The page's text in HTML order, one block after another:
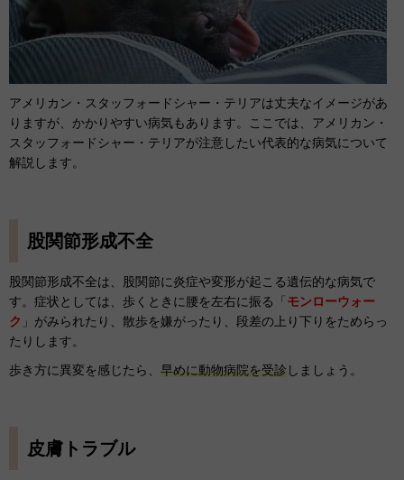
アメリカン・スタッフォードシャー・テリアは丈夫なイメージがあ
りますが、かかりやすい病気もあります。ここでは、アメリカン・
スタッフォードシャー・テリアが注意したい代表的な病気について
解説します。
股関節形成不全
股関節形成不全は、股関節に炎症や変形が起こる遺伝的な病気で
す。症状としては、歩くときに腰を左右に振る「 モンローウォー
ク 」がみられたり、散歩を嫌がったり、段差の上り下りをためらっ
たりします。
歩き方に異変を感じたら、 早めに動物病院を受診しましょう。
皮膚トラブル